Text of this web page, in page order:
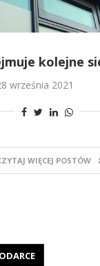
kolejne
września 2021
WIĘCEJ POSTÓW